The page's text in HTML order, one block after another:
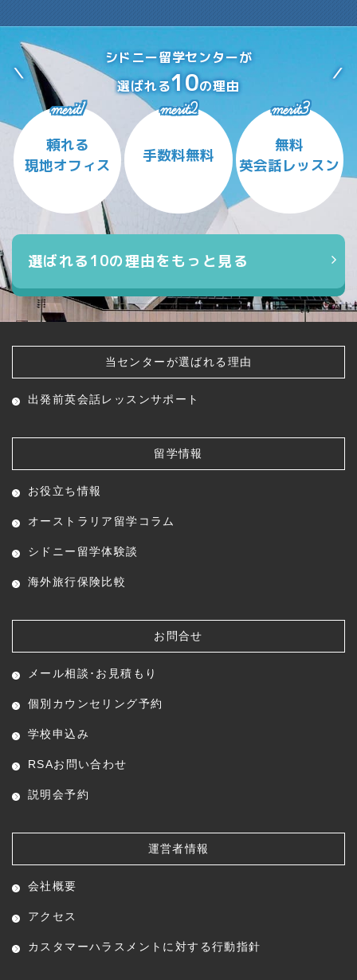
シドニー留学センターが
選ばれる10の理由
merit1
頼れる
現地オフィス
merit2
手数料無料
merit3
無料
英会話レッスン
選ばれる10の理由をもっと見る
当センターが選ばれる理由
出発前英会話レッスンサポート
留学情報
お役立ち情報
オーストラリア留学コラム
シドニー留学体験談
海外旅行保険比較
お問合せ
メール相談･お見積もり
個別カウンセリング予約
学校申込み
RSAお問い合わせ
説明会予約
運営者情報
会社概要
アクセス
カスタマーハラスメントに対する行動指針